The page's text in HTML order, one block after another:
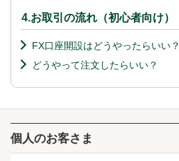
4.お取引の流れ（初心者向け）
FX口座開設はどうやったらいい？
どうやって注文したらいい？
個人のお客さま